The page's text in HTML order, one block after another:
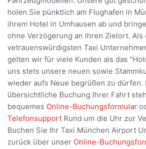
holen Sie pünktlich am Flughafen in
ihrem Hotel in Umhausen ab und
ohne Verzögerung an Ihren Zielort. Als
vetrauenswürdigsten Taxi
gelten wir für viele Kunden als das
uns stets unsere neuen sowie
wieder aufs Neue begrüßen zu dürfen.
übersichtliche Buchung Ihrer Fahrt
bequemes Online-Buchungsformular
Telefonsupport Rund um die Uhr zur
Buchen Sie Ihr Taxi München Airport
zurück über unser Online-